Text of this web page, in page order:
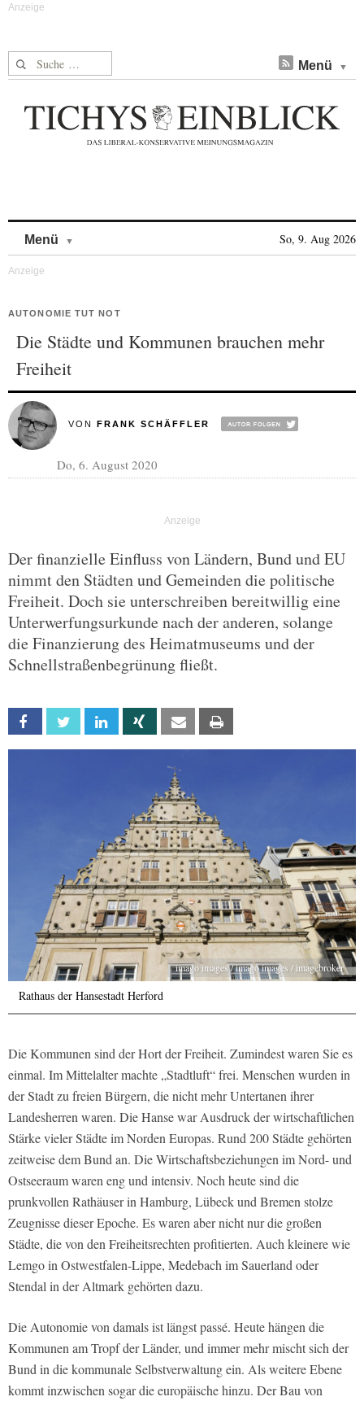
Suche nach: Menü
Menü So, 9. Aug 2026
AUTONOMIE TUT NOT
Die Städte und Kommunen brauchen mehr
Freiheit
VON FRANK SCHÄFFLER
Do, 6. August 2020
Der finanzielle Einfluss von Ländern, Bund und EU
nimmt den Städten und Gemeinden die politische
Freiheit. Doch sie unterschreiben bereitwillig eine
Unterwerfungsurkunde nach der anderen, solange
die Finanzierung des Heimatmuseums und der
Schnellstraßenbegrünung fließt.
Facebook Twitter Linkedin Xing Email
imago images / imago images / imagebroker
Rathaus der Hansestadt Herford
Die Kommunen sind der Hort der Freiheit. Zumindest waren Sie es
einmal. Im Mittelalter machte „Stadtluft“ frei. Menschen wurden in
der Stadt zu freien Bürgern, die nicht mehr Untertanen ihrer
Landesherren waren. Die Hanse war Ausdruck der wirtschaftlichen
Stärke vieler Städte im Norden Europas. Rund 200 Städte gehörten
zeitweise dem Bund an. Die Wirtschaftsbeziehungen im Nord- und
Ostseeraum waren eng und intensiv. Noch heute sind die
prunkvollen Rathäuser in Hamburg, Lübeck und Bremen stolze
Zeugnisse dieser Epoche. Es waren aber nicht nur die großen
Städte, die von den Freiheitsrechten profitierten. Auch kleinere wie
Lemgo in Ostwestfalen-Lippe, Medebach im Sauerland oder
Stendal in der Altmark gehörten dazu.
Die Autonomie von damals ist längst passé. Heute hängen die
Kommunen am Tropf der Länder, und immer mehr mischt sich der
Bund in die kommunale Selbstverwaltung ein. Als weitere Ebene
kommt inzwischen sogar die europäische hinzu. Der Bau von